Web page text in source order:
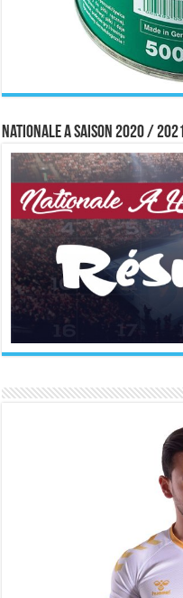
Nationale A saison 2020 / 2021